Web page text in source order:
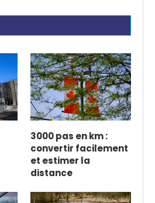
3000 pas en km :
convertir facilement
et estimer la
distance